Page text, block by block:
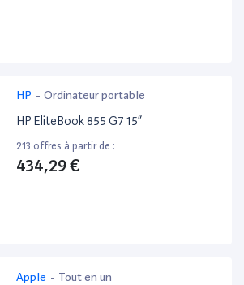
HP - Ordinateur portable
HP EliteBook 855 G7 15”
213 offres à partir de :
434,29 €
Apple - Tout en un